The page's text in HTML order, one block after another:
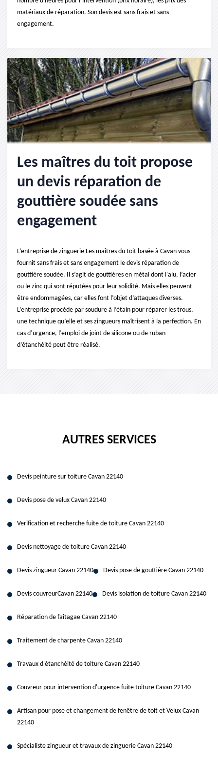
matériaux de réparation. Son devis est sans frais et sans
engagement.
Les maîtres du toit propose
un devis réparation de
gouttière soudée sans
engagement
L’entreprise de zinguerie Les maîtres du toit basée à Cavan vous
fournit sans frais et sans engagement le devis réparation de
gouttière soudée. Il s’agit de gouttières en métal dont l'alu, l’acier
ou le zinc qui sont réputées pour leur solidité. Mais elles peuvent
être endommagées, car elles font l’objet d’attaques diverses.
L’entreprise procède par soudure à l’étain pour réparer les trous,
une technique qu’elle et ses zingueurs maîtrisent à la perfection. En
cas d’urgence, l’emploi de joint de silicone ou de ruban
d’étanchéité peut être réalisé.
AUTRES SERVICES
Devis peinture sur toiture Cavan 22140
Devis pose de velux Cavan 22140
Verification et recherche fuite de toiture Cavan 22140
Devis nettoyage de toiture Cavan 22140
Devis zingueur Cavan 22140 Devis pose de gouttière Cavan 22140
Devis couvreurCavan 22140 Devis isolation de toiture Cavan 22140
Réparation de faitagae Cavan 22140
Traitement de charpente Cavan 22140
Travaux d'étanchéité de toiture Cavan 22140
Couvreur pour intervention d'urgence fuite toiture Cavan 22140
Artisan pour pose et changement de fenêtre de toit et Velux Cavan
22140
Spécialiste zingueur et travaux de zinguerie Cavan 22140